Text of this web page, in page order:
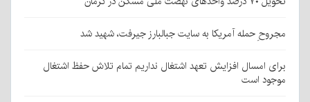
مجروحِ حمله آمریکا به سایت جبالبارز جیرفت، شهید شد
برای امسال افزایش تعهد اشتغال نداریم تمام تلاش حفظ اشتغال
موجود است